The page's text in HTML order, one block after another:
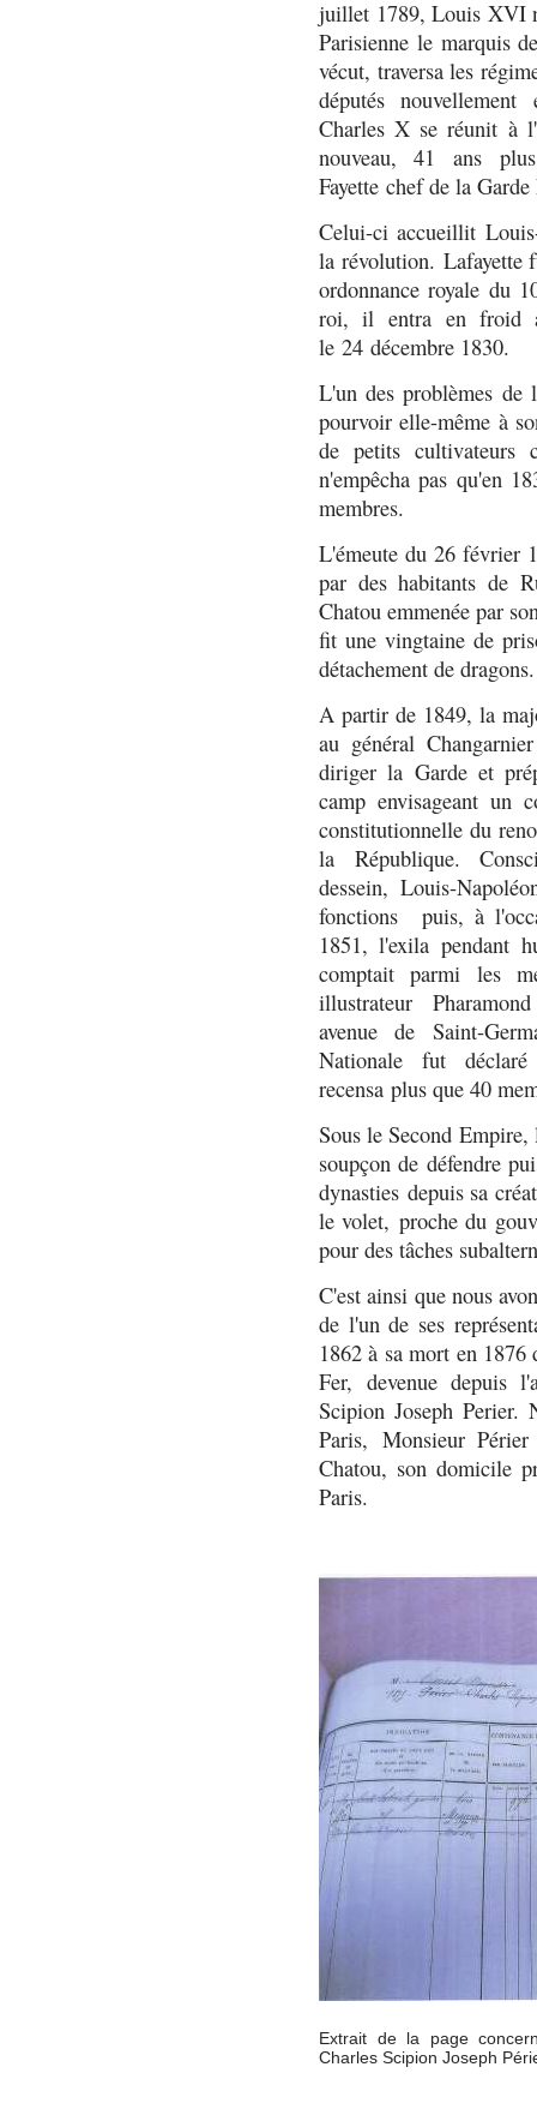
juillet 1789, Louis XVI
Parisienne le marquis
vécut, traversa les
députés
Charles X se réunit à
nouveau, 41 ans
Fayette chef de la
Celui-ci accueillit
la révolution. Lafayette
ordonnance royale du
roi, il entra en froid
le 24 décembre 1830.
L'un des problèmes de
pourvoir elle-même à
de petits cultivateurs
n'empêcha pas qu'en
membres.
L'émeute du 26 février
par des habitants de
Chatou emmenée par
fit une vingtaine de
détachement de dragons.
A partir de 1849, la
au général
diriger la Garde et
camp envisageant un
constitutionnelle du
la République. C
dessein, Louis-
fonctions puis, à
1851, l'exila pendant
comptait parmi les
illustrateur
avenue de Saint-
Nationale fut
recensa plus que 40
Sous le Second
soupçon de défendre
dynasties depuis sa
le volet, proche du
pour des tâches
C'est ainsi que nous
de l'un de ses
1862 à sa mort en
Fer, devenue depuis
Scipion Joseph
Paris, Monsieur
Chatou, son domicile
Paris.
Extrait de la page
Charles Scipion Joseph